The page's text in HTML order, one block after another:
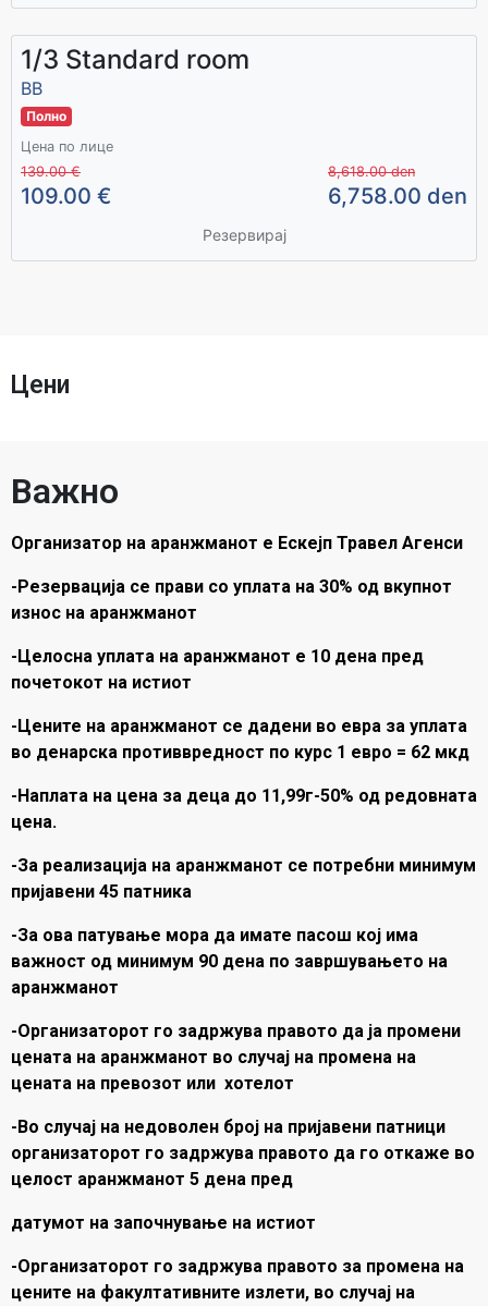
1/3 Standard room
ВВ
Полно
Цена по лице
139.00 €
109.00 €
8,618.00 den
6,758.00 den
Резервирај
Цени
Важно
Организатор на аранжманот е Ескејп Травел Агенси
-Резервација се прави со уплата на 30% од вкупнот
износ на аранжманот
-Целосна уплата на аранжманот е 10 дена пред
почетокот на истиот
-Цените на аранжманот се дадени во евра за уплата
во денарска противвредност по курс 1 евро = 62 мкд
-Наплата на цена за деца до 11,99г-50% од редовната
цена.
-За реализација на аранжманот се потребни минимум
пријавени 45 патника
-За ова патување мора да имате пасош кој има
важност од минимум 90 дена по завршувањето на
аранжманот
-Организаторот го задржува правото да ја промени
цената на аранжманот во случај на промена на
цената на превозот или хотелот
-Во случај на недоволен број на пријавени патници
организаторот го задржува правото да го откаже во
целост аранжманот 5 дена пред
датумот на започнување на истиот
-Организаторот го задржува правото за промена на
цените на факултативните излети, во случај на